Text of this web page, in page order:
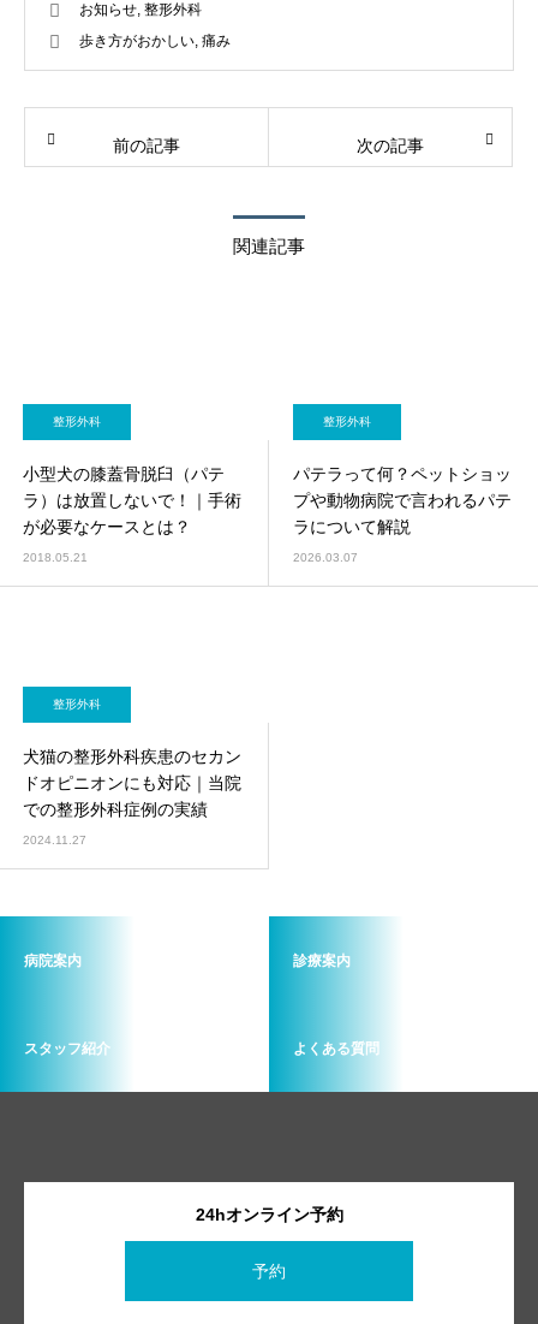
お知らせ, 整形外科
歩き方がおかしい, 痛み
前の記事 次の記事
関連記事
整形外科
小型犬の膝蓋骨脱臼（パテ
ラ）は放置しないで！｜手術
が必要なケースとは？
2018.05.21
整形外科
パテラって何？ペットショッ
プや動物病院で言われるパテ
ラについて解説
2026.03.07
整形外科
犬猫の整形外科疾患のセカン
ドオピニオンにも対応｜当院
での整形外科症例の実績
2024.11.27
病院案内 診療案内
スタッフ紹介 よくある質問
24hオンライン予約
予約